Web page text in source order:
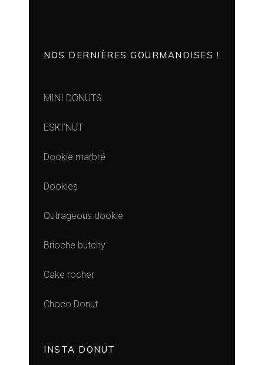
NOS DERNIÈRES GOURMANDISES !
MINI DONUTS
ESKI’NUT
Dookie marbré
Dookies
Outrageous dookie
Brioche butchy
Cake rocher
Choco Donut
INSTA DONUT